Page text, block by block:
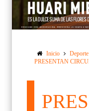
Inicio
PRESENTAN